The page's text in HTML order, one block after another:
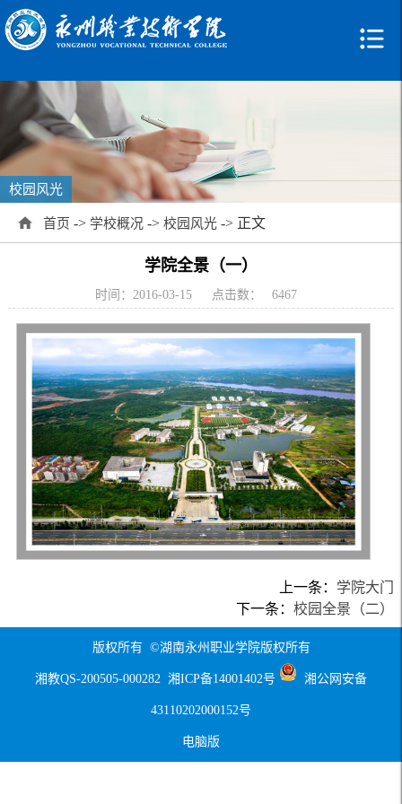
校园风光
首页 -> 学校概况 -> 校园风光 -> 正文
学院全景（一）
时间：2016-03-15 点击数： 6467
上一条： 学院大门
下一条：校园全景（二）
版权所有 ©湖南永州职业学院版权所有
湘教QS-200505-000282 湘ICP备14001402号 湘公网安备
43110202000152号
电脑版